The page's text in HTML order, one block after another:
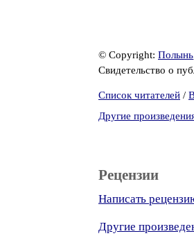
© Copyright: Полынь
Свидетельство о
Список читателей /
Другие
Рецензии
Написать
Другие